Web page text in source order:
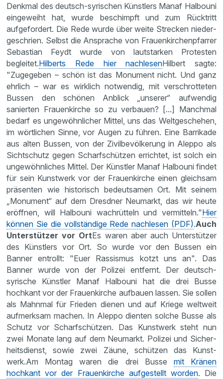
Denkmal des deutsch-syrischen Künst­lers Manaf Halbouni
einge­weiht hat, wurde beschimpft und zum Rücktritt
aufge­for­dert. Die Rede wurde über weite Strecken nieder­
ge­schrien. Selbst die Ansprache von Frauen­kir­chen­pfarrer
Sebas­tian Feydt wurde von lautstarken Protesten
begleitet.Hilberts Rede hier nachlesenHilbert sagte:
"Zugegeben – schön ist das Monument nicht. Und ganz
ehrlich – war es wirklich notwendig, mit verschrot­teten
Bussen den schönen Anblick „unserer“ aufwendig
sanierten Frauen­kirche so zu verbauen? [...] Manchmal
bedarf es ungewöhn­li­cher Mittel, uns das Weltge­schehen,
im wörtli­chen Sinne, vor Augen zu führen. Eine Barri­kade
aus alten Bussen, von der Zivil­be­völ­ke­rung in Aleppo als
Sicht­schutz gegen Scharf­schützen errichtet, ist solch ein
ungewöhn­li­ches Mittel. Der Künstler Manaf Halbouni findet
für sein Kunst­werk vor der Frauen­kirche einen gleichsam
präsenten wie histo­risch bedeut­samen Ort. Mit seinem
„Monument“ auf dem Dresdner Neumarkt, das wir heute
eröffnen, will Halbouni wachrüt­teln und vermit­teln."Hier
können Sie die vollständige Rede nachlesen (PDF).Auch
Unter­stützer vor OrtEs waren aber auch Unter­stützer
des Künst­lers vor Ort. So wurde vor den Bussen ein
Banner entrollt: "Euer Rassismus kotzt uns an". Das
Banner wurde von der Polizei entfernt. Der deutsch-
syrische Künstler Manaf Halbouni hat die drei Busse
hochkant vor der Frauen­kirche aufbauen lassen. Sie sollen
als Mahnmal für Frieden dienen und auf Kriege weltweit
aufmerksam machen. In Aleppo dienten solche Busse als
Schutz vor Scharf­schützen. Das Kunst­werk steht nun
zwei Monate lang auf dem Neumarkt. Polizei und Sicher­
heits­dienst, sowie zwei Zäune, schützen das Kunst­
werk.Am Montag waren die drei Busse mit Kränen
hochkant vor der Frauenkirche aufgestellt worden. Die